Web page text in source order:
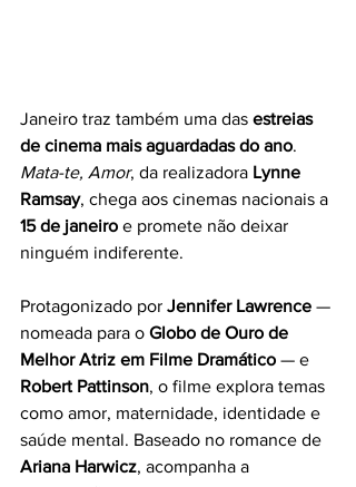
Janeiro traz também uma das estreias
de cinema mais aguardadas do ano.
Mata-te, Amor, da realizadora Lynne
Ramsay, chega aos cinemas nacionais a
15 de janeiro e promete não deixar
ninguém indiferente.
Protagonizado por Jennifer Lawrence —
nomeada para o Globo de Ouro de
Melhor Atriz em Filme Dramático — e
Robert Pattinson, o filme explora temas
como amor, maternidade, identidade e
saúde mental. Baseado no romance de
Ariana Harwicz, acompanha a